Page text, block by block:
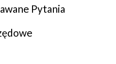
Pytania